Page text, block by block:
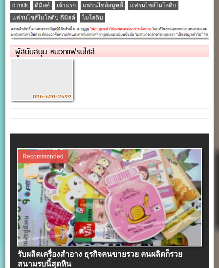
d milk ดีมิลค์ เจ้าแรก แฟรนไชส์สมูทตี้
แฟรนไชส์ไมโลดิบ
แฟรนไชส์ไมโลดิบ ดีมิลค์
ไมโลดิบ
ผู้สนับสนุน หมวดแฟรนไชส์
Recommended
รับผลิตเครื่องสําอาง ธุรกิจคนขายรวย คนผลิตก็รวย
สนามรบนี้สุดหิน